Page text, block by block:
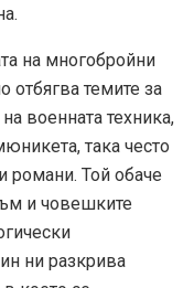
на многобройни
отбягва темите за
военната техника,
така често
романи. Той обаче
и човешките
ни разкрива